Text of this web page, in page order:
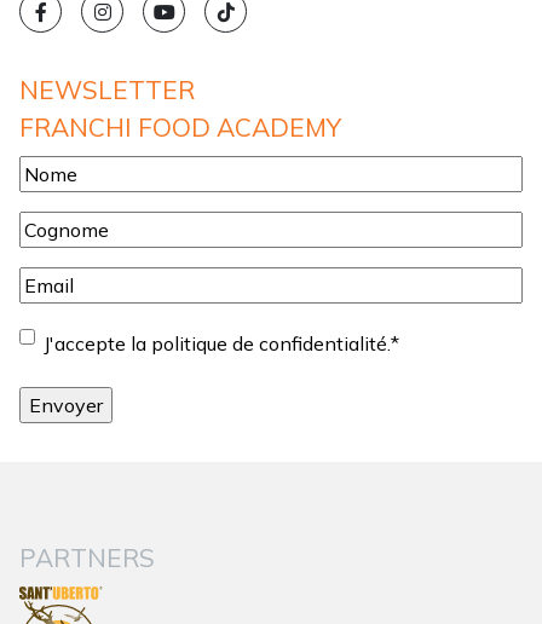
NEWSLETTER
FRANCHI FOOD ACADEMY
Nome*
Cognome*
Email*
Consentement*
J'accepte la politique de confidentialité.*
PARTNERS